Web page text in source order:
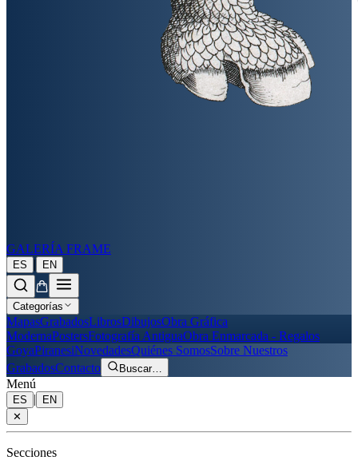
GALERÍA FRAME
ES | EN
Categorías
MapasGrabadosLibrosDibujosObra Gráfica
ModernaPostersFotografía AntiguaObra Enmarcada - Regalos
GoyaPiranesiNovedadesQuiénes SomosSobre Nuestros
GrabadosContacto Buscar…
Menú
ES |
EN
✕
Secciones